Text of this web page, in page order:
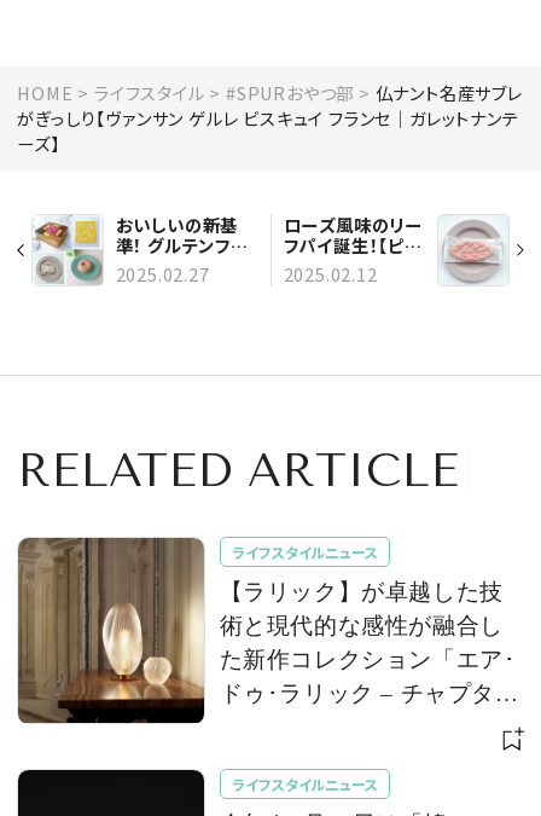
HOME ライフスタイル #SPURおやつ部
仏ナント名産サブレ
がぎっしり【ヴァンサン ゲルレ ビスキュイ フランセ｜ガレットナンテ
ーズ】
おいしいの新基
準！ グルテンフリ
ーなど体にやさし
いスイーツ５選【＃
2025.02.27
ローズ風味のリー
フパイ誕生！【ピエ
ール・エルメ・パリ
｜リーフパイ】
2025.02.12
RELATED ARTICLE
ライフスタイルニュース
【ラリック】が卓越した技
術と現代的な感性が融合し
た新作コレクション「エア･
ドゥ･ラリック – チャプター
ライフスタイルニュース